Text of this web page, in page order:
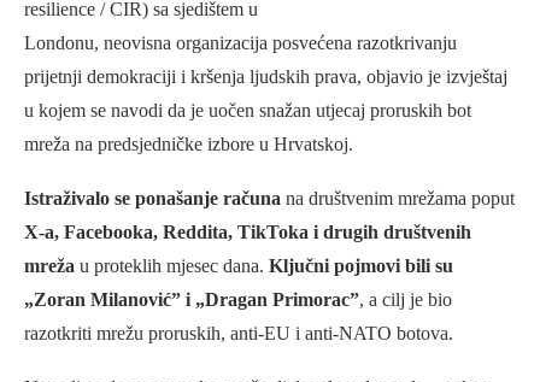
resilience / CIR) sa sjedištem u
Londonu, neovisna organizacija posvećena razotkrivanju
prijetnji demokraciji i kršenja ljudskih prava, objavio je izvještaj
u kojem se navodi da je uočen snažan utjecaj proruskih bot
mreža na predsjedničke izbore u Hrvatskoj.
Istraživalo se ponašanje računa na društvenim mrežama poput
X-a, Facebooka, Reddita, TikToka i drugih društvenih
mreža u proteklih mjesec dana. Ključni pojmovi bili su
„Zoran Milanović” i „Dragan Primorac”, a cilj je bio
razotkriti mrežu proruskih, anti-EU i anti-NATO botova.